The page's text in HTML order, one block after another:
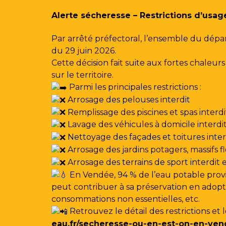
Alerte sécheresse – Restrictions
Par arrêté préfectoral, l’ensemble du
du 29 juin 2026.
Cette décision fait suite aux fortes
sur le territoire.
Parmi les principales restrictions :
Arrosage des pelouses interdit
Remplissage des piscines et spas
Lavage des véhicules à domicile interdit
Nettoyage des façades et toitures
Arrosage des jardins potagers,
Arrosage des terrains de sport interdit
En Vendée, 94 % de l’eau potable
peut contribuer à sa préservation en
consommations non essentielles, etc.
Retrouvez le détail des restrictions et
eau.fr/secheresse-ou-en-est-on-en-